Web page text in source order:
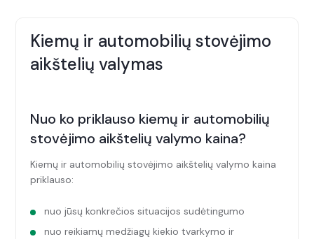
Kiemų ir automobilių stovėjimo
aikštelių valymas
Nuo ko priklauso kiemų ir automobilių
stovėjimo aikštelių valymo kaina?
Kiemų ir automobilių stovėjimo aikštelių valymo kaina
priklauso:
nuo jūsų konkrečios situacijos sudėtingumo
nuo reikiamų medžiagų kiekio tvarkymo ir